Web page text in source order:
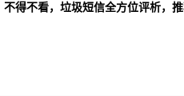
不得不看，垃圾短信全方位评析，